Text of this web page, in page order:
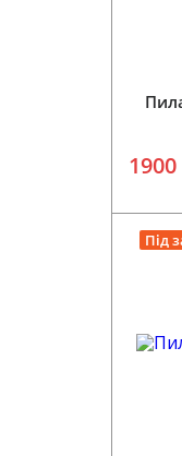
Під